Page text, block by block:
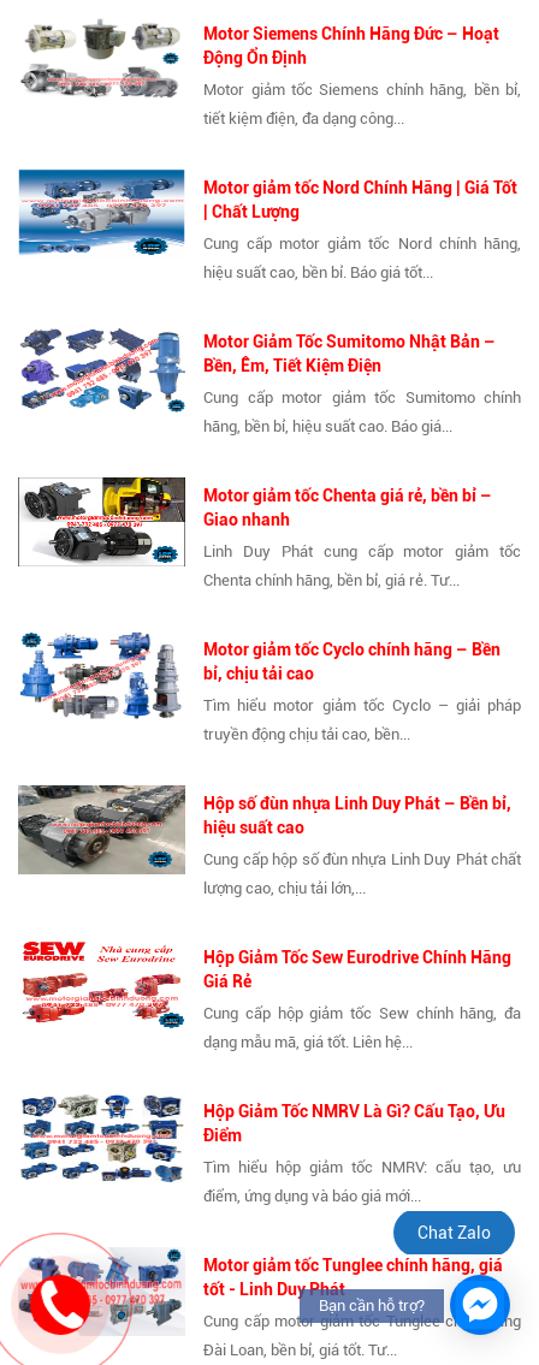
Motor Siemens Chính Hãng Đức – Hoạt
Động Ổn Định
Motor giảm tốc Siemens chính hãng, bền bỉ,
tiết kiệm điện, đa dạng công...
Motor giảm tốc Nord Chính Hãng | Giá Tốt
| Chất Lượng
Cung cấp motor giảm tốc Nord chính hãng,
hiệu suất cao, bền bỉ. Báo giá tốt...
Motor Giảm Tốc Sumitomo Nhật Bản –
Bền, Êm, Tiết Kiệm Điện
Cung cấp motor giảm tốc Sumitomo chính
hãng, bền bỉ, hiệu suất cao. Báo giá...
Motor giảm tốc Chenta giá rẻ, bền bỉ –
Giao nhanh
Linh Duy Phát cung cấp motor giảm tốc
Chenta chính hãng, bền bỉ, giá rẻ. Tư...
Motor giảm tốc Cyclo chính hãng – Bền
bỉ, chịu tải cao
Tìm hiểu motor giảm tốc Cyclo – giải pháp
truyền động chịu tải cao, bền...
Hộp số đùn nhựa Linh Duy Phát – Bền bỉ,
hiệu suất cao
Cung cấp hộp số đùn nhựa Linh Duy Phát chất
lượng cao, chịu tải lớn,...
Hộp Giảm Tốc Sew Eurodrive Chính Hãng
Giá Rẻ
Cung cấp hộp giảm tốc Sew chính hãng, đa
dạng mẫu mã, giá tốt. Liên hệ...
Hộp Giảm Tốc NMRV Là Gì? Cấu Tạo, Ưu
Điểm
Tìm hiểu hộp giảm tốc NMRV: cấu tạo, ưu
điểm, ứng dụng và báo giá mới...
Motor giảm tốc Tunglee chính hãng, giá
tốt - Linh Duy Phát
Cung cấp motor giảm tốc Tunglee chính hãng
Đài Loan, bền bỉ, giá tốt. Tư...
Chat Zalo
Bạn cần hỗ trợ?